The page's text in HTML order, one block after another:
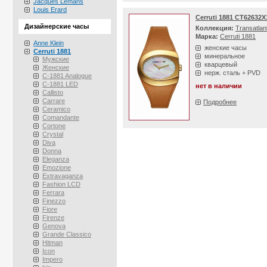
Louis Erard
Дизайнерские часы
Anne Klein
Cerruti 1881
Мужские
Женские
C-1881 Analogue
C-1881 LED
Callisto
Carrare
Ceramico
Comandante
Cortone
Crystal
Diva
Donna
Eleganza
Emozione
Extravaganza
Fashion LCD
Ferrara
Finezzo
Fiore
Firenze
Genova
Grande Classico
Hitman
Icon
Impero
Cerruti 1881
Коллекция:
Марка: Cerruti 1881
женские часы
минеральное
кварцевый
нерж. сталь + PVD
нет в наличии
Подробнее